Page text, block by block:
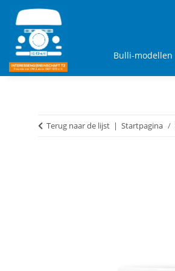
Bulli-modellen
Terug naar de lijst Startpagina